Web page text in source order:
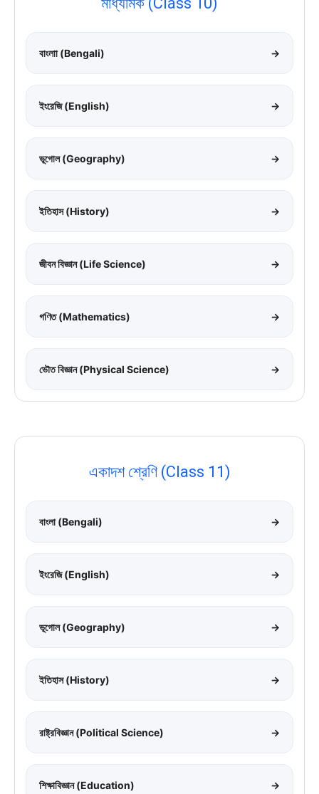
বাংলাা (Bengali) →
ইংরেজি (English) →
ভূগোল (Geography) →
ইতিহাস (History) →
জীবন বিজ্ঞান (Life Science) →
গণিত (Mathematics) →
ভৌত বিজ্ঞান (Physical Science) →
একাদশ শ্রেণি (Class 11)
বাংলা (Bengali) →
ইংরেজি (English) →
ভূগোল (Geography) →
ইতিহাস (History) →
রাষ্ট্রবিজ্ঞান (Political Science) →
শিক্ষাবিজ্ঞান (Education) →